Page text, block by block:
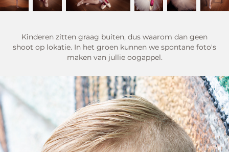
Kinderen zitten graag buiten, dus waarom dan geen
shoot op lokatie. In het groen kunnen we spontane foto's
maken van jullie oogappel.